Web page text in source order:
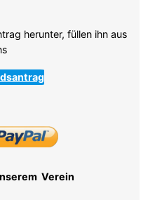
herunter, füllen ihn aus
Verein